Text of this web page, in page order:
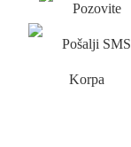
Pozovite
Pošalji SMS
Korpa